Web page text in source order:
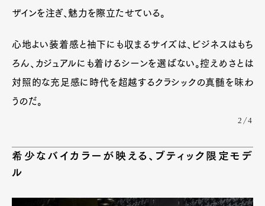
ザインを注ぎ、魅力を際立たせている。
心地よい装着感と袖下にも収まるサイズは、ビジネスはもち
ろん、カジュアルにも着けるシーンを選ばない。控えめさとは
対照的な充足感に時代を超越するクラシックの真髄を味わ
うのだ。
2/4
希少なバイカラーが映える、ブティック限定モデ
ル